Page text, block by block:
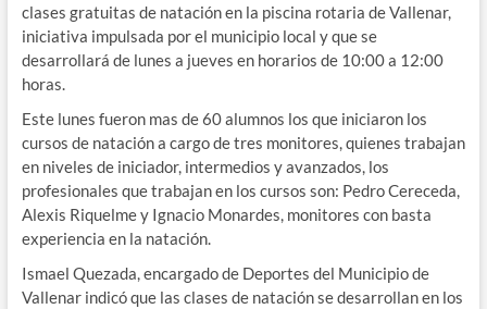
clases gratuitas de natación en la piscina rotaria de Vallenar,
iniciativa impulsada por el municipio local y que se
desarrollará de lunes a jueves en horarios de 10:00 a 12:00
horas.
Este lunes fueron mas de 60 alumnos los que iniciaron los
cursos de natación a cargo de tres monitores, quienes trabajan
en niveles de iniciador, intermedios y avanzados, los
profesionales que trabajan en los cursos son: Pedro Cereceda,
Alexis Riquelme y Ignacio Monardes, monitores con basta
experiencia en la natación.
Ismael Quezada, encargado de Deportes del Municipio de
Vallenar indicó que las clases de natación se desarrollan en los